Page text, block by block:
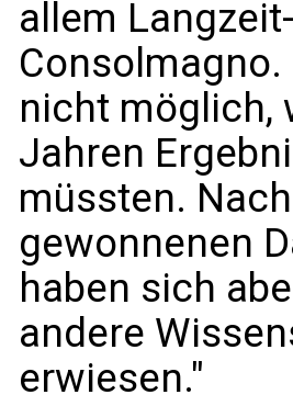
allem
nicht möglich,
Jahren
müssten.
gewonnenen
haben sich
andere
erwiesen."